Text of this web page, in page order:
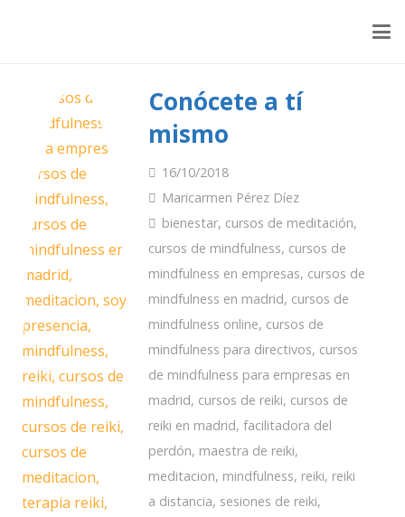
Conócete a tí
mismo
16/10/2018
Maricarmen Pérez Díez
bienestar, cursos de meditación,
cursos de mindfulness, cursos de
mindfulness en empresas, cursos de
mindfulness en madrid, cursos de
mindfulness online, cursos de
mindfulness para directivos, cursos
de mindfulness para empresas en
madrid, cursos de reiki, cursos de
reiki en madrid, facilitadora del
perdón, maestra de reiki,
meditacion, mindfulness, reiki, reiki
a distancia, sesiones de reiki,